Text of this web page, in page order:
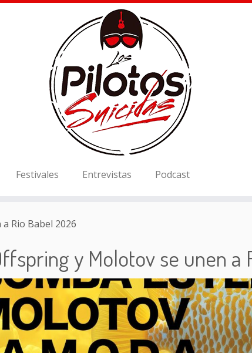
Festivales Entrevistas Podcast
Rio Babel 2026
y Molotov se unen a